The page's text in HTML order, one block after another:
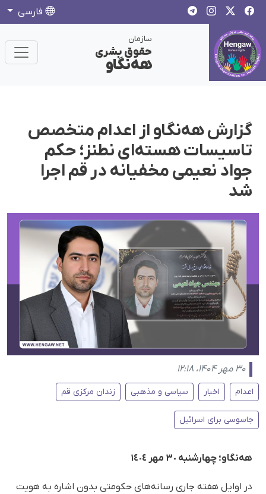
فارسی
سازمان
حقوق بشری
هەنگاو
گزارش هه‌نگاو از اعدام متخصص
تاسیسات هسته‌ای نطنز؛ حکم
جواد نعیمی مخفیانه در قم اجرا
شد
۳۰ مهر ۱۴۰۴، ۱۲:۱۸
اعدام اخبار سیاسی و مذهبی زندان مرکزی قم
جاسوسی برای اسرائیل
هه‌نگاو؛ چهارشنبه ٣٠ مهر ١٤٠٤
در اوایل هفته جاری رسانه‌های حکومتی بدون اشاره به هویت